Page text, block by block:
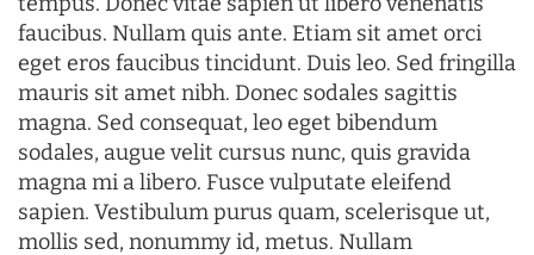
faucibus. Nullam quis ante. Etiam sit amet orci
eget eros faucibus tincidunt. Duis leo. Sed fringilla
mauris sit amet nibh. Donec sodales sagittis
magna. Sed consequat, leo eget bibendum
sodales, augue velit cursus nunc, quis gravida
magna mi a libero. Fusce vulputate eleifend
sapien. Vestibulum purus quam, scelerisque ut,
mollis sed, nonummy id, metus. Nullam